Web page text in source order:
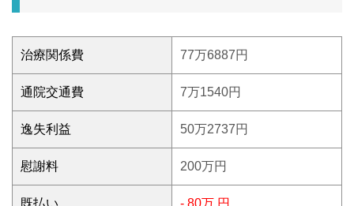
治療関係費 77万6887円
通院交通費 7万1540円
逸失利益 50万2737円
慰謝料 200万円
既払い - 80万 円